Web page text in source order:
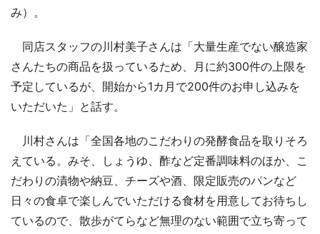
み）。
同店スタッフの川村美子さんは「大量生産でない醸造家
さんたちの商品を扱っているため、月に約300件の上限を
予定しているが、開始から1カ月で200件のお申し込みを
いただいた」と話す。
川村さんは「全国各地のこだわりの発酵食品を取りそろ
えている。みそ、しょうゆ、酢など定番調味料のほか、こ
だわりの漬物や納豆、チーズや酒、限定販売のパンなど
日々の食卓で楽しんでいただける食材を用意してお待ちし
ているので、散歩がてらなど無理のない範囲で立ち寄って